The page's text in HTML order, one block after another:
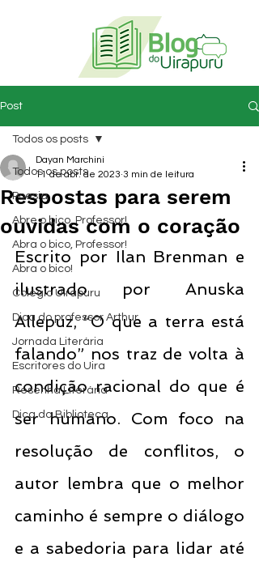
Post
Todos os posts
Poesia
Abre o bico, Professor!
Abra o bico, Professor!
Abra o bico!
Colégio Uirapuru
Dica do professor Arthur
Jornada Literária
Escritores do Uira
Resenha Literária
Dica da Biblioteca
Todos os posts
Respostas para serem
ouvidas com o coração
Dayan Marchini
11 de abr. de 2023 3 min de leitura
Escrito por Ilan Brenman e
ilustrado por Anuska
Allepuz, “O que a terra está
falando” nos traz de volta à
condição racional do que é
ser humano. Com foco na
resolução de conflitos, o
autor lembra que o melhor
caminho é sempre o diálogo
e a sabedoria para lidar até